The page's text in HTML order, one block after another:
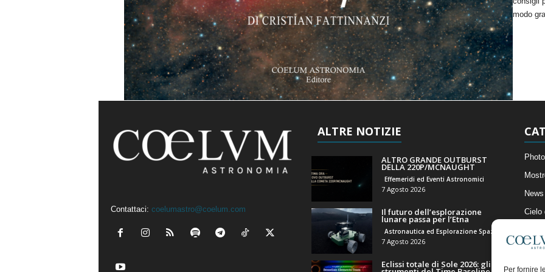
Per fornire
modo
Contattaci: coelumastro@coelum.com
ALTRE NOTIZIE
ALTRO GRANDE OUTBURST
DELLA 220P/MCNAUGHT
Effemeridi ed Eventi Astronomici
7 Agosto 2026
Il futuro dell’esplorazione
lunare passa per l’Etna
7 Agosto 2026
Eclissi totale di Sole 2026: gli
Cielo
Il